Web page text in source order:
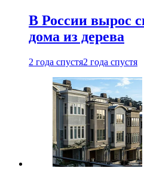
В России вырос
дома из дерева
2 года спустя2 года спустя